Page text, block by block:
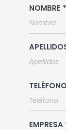
NOMBRE *
EMPRESA